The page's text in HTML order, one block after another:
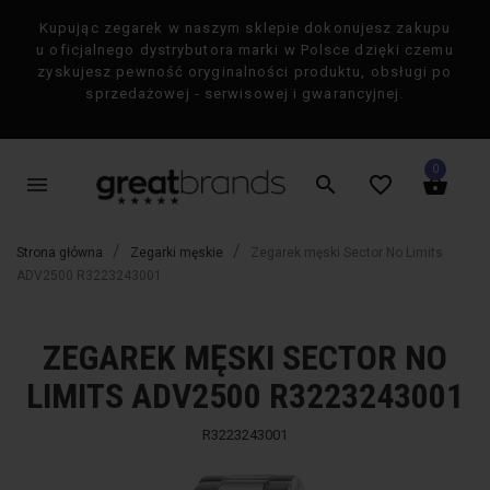
Kupując zegarek w naszym sklepie dokonujesz zakupu
u oficjalnego dystrybutora marki w Polsce dzięki czemu
zyskujesz pewność oryginalności produktu, obsługi po
sprzedażowej - serwisowej i gwarancyjnej.
menu shopping_basket
0
favorite_border
search
×
Strona główna Zegarki męskie
Zegarek męski Sector No Limits
ADV2500 R3223243001
ZEGAREK MĘSKI SECTOR NO
LIMITS ADV2500 R3223243001
R3223243001
-50% favorite_border -50% favorite_border